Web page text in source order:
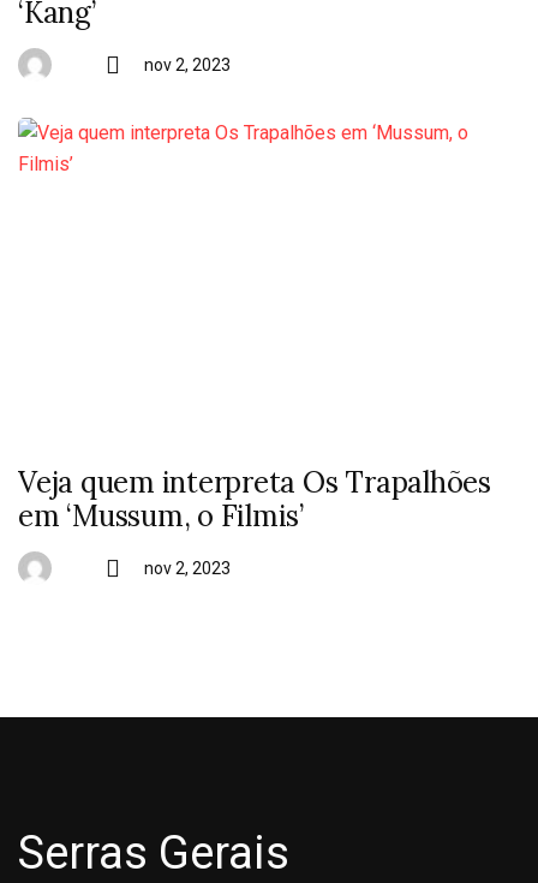
‘Kang’
nov 2, 2023
Veja quem interpreta Os Trapalhões
em ‘Mussum, o Filmis’
nov 2, 2023
Serras Gerais